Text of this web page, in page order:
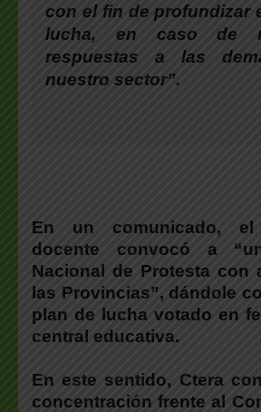
con el fin de profundizar
lucha, en caso de
respuestas a las
nuestro sector”.
En un comunicado, el
docente convocó a
Nacional de Protesta con
las Provincias”, dándole
plan de lucha votado en
central educativa.
En este sentido, Ctera
concentración frente al